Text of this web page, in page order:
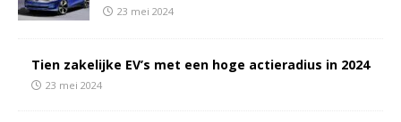
23 mei 2024
Tien zakelijke EV’s met een hoge actieradius in 2024
23 mei 2024